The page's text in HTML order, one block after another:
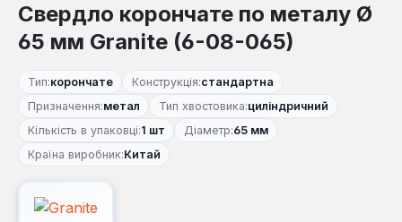
Свердло корончате по металу Ø
65 мм Granite (6-08-065)
Тип:корончате Конструкція:стандартна
Призначення:метал Тип хвостовика:циліндричний
Кількість в упаковці:1 шт Діаметр:65 мм
Країна виробник:Китай